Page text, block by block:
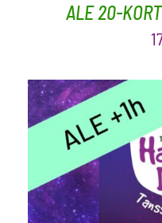
ALE 20-